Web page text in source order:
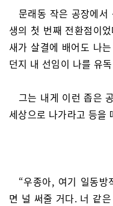
문래동 작은 공장에
생의 첫 번째 전환점이
새가 살결에 배어도 나
던지 내 선임이 나를 유
그는 내게 이런 좁은
세상으로 나가라고 등을
“우종아, 여기 일동
면 널 써줄 거다. 너 같